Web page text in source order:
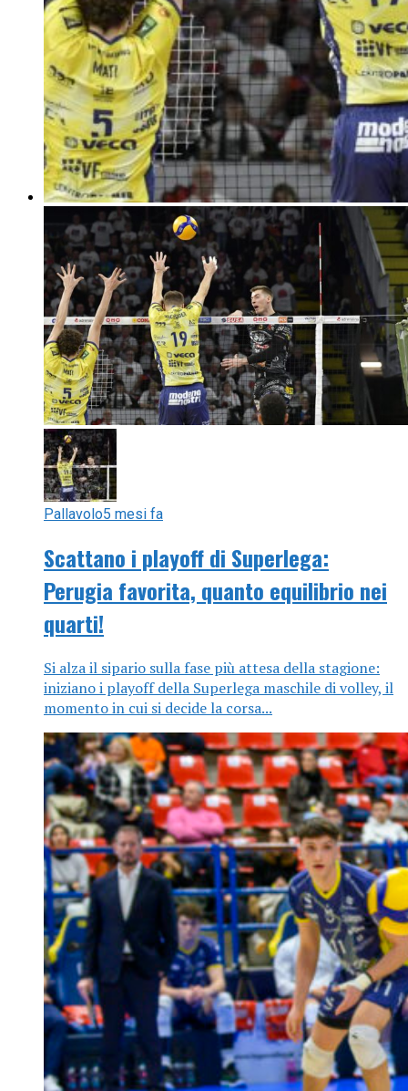
Pallavolo5 mesi fa
Scattano i playoff di Superlega:
Perugia favorita, quanto equilibrio nei
quarti!
Si alza il sipario sulla fase più attesa della stagione:
iniziano i playoff della Superlega maschile di volley, il
momento in cui si decide la corsa...